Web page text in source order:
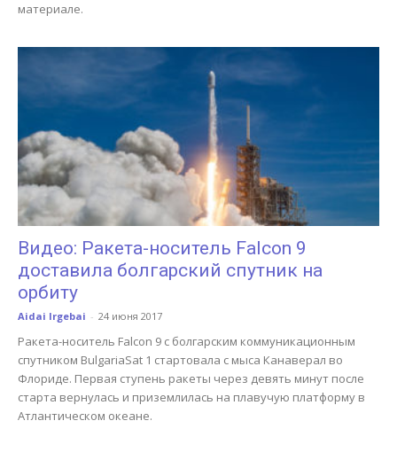
материале.
Видео: Ракета-носитель Falcon 9
доставила болгарский спутник на
орбиту
Aidai Irgebai - 24 июня 2017
Ракета-носитель Falcon 9 с болгарским коммуникационным
спутником BulgariaSat 1 стартовала с мыса Канаверал во
Флориде. Первая ступень ракеты через девять минут после
старта вернулась и приземлилась на плавучую платформу в
Атлантическом океане.